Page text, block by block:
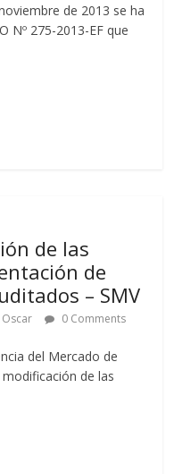
de 2013 se ha
Nº 275-2013-EF que
de las
de
– SMV
0 Comments
del Mercado de
de las